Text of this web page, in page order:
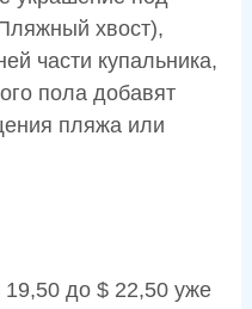
хвост),
части купальника,
пола добавят
пляжа или
19,50 до $ 22,50 уже